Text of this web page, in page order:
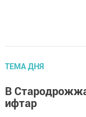
ТЕМА ДНЯ
В
ифтар